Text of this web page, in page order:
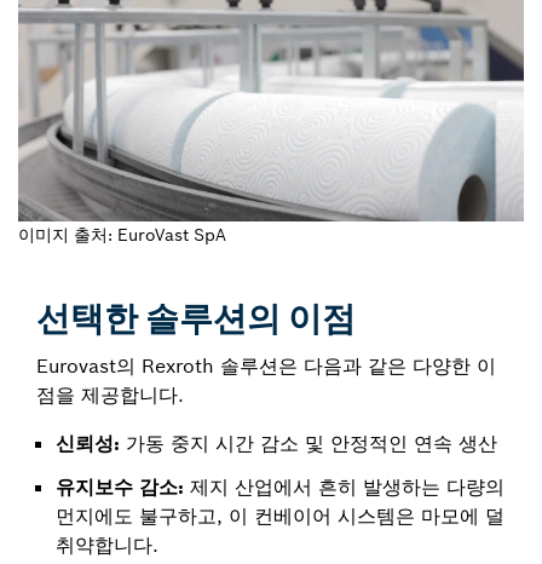
이미지 출처: EuroVast SpA
선택한 솔루션의 이점
Eurovast의 Rexroth 솔루션은 다음과 같은 다양한 이
점을 제공합니다.
신뢰성: 가동 중지 시간 감소 및 안정적인 연속 생산
유지보수 감소: 제지 산업에서 흔히 발생하는 다량의
먼지에도 불구하고, 이 컨베이어 시스템은 마모에 덜
취약합니다.